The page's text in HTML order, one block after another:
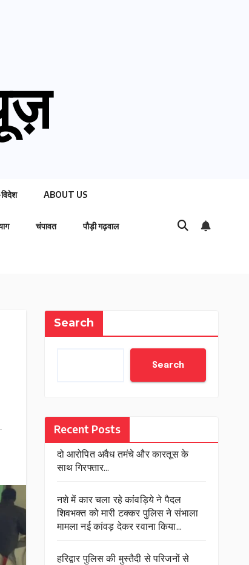
ABOUT US
चंपावत पौड़ी गढ़वाल
Search
Search
Recent Posts
दो आरोपित अवैध तमंचे और कारतूस के
साथ गिरफ्तार…
नशे में कार चला रहे कांवड़िये ने पैदल
शिवभक्त को मारी टक्कर पुलिस ने संभाला
मामला नई कांवड़ देकर रवाना किया…
हरिद्वार पुलिस की मुस्तैदी से परिजनों से